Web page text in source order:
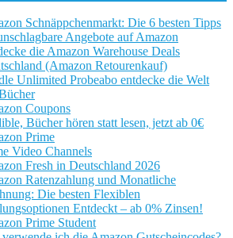
Schnäppchenmarkt: Die 6 besten Tipps
Angebote auf Amazon
die Amazon Warehouse Deals
(Amazon Retourenkauf)
Unlimited Probeabo entdecke die Welt
Coupons
Bücher hören statt lesen, jetzt ab 0€
Prime
Video Channels
Fresh in Deutschland 2026
Ratenzahlung und Monatliche
Die besten Flexiblen
Entdeckt – ab 0% Zinsen!
Prime Student